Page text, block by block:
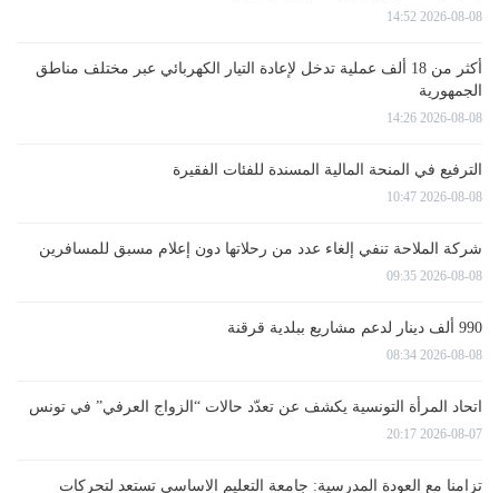
2026-08-08 14:52
أكثر من 18 ألف عملية تدخل لإعادة التيار الكهربائي عبر مختلف مناطق
الجمهورية
2026-08-08 14:26
الترفيع في المنحة المالية المسندة للفئات الفقيرة
2026-08-08 10:47
شركة الملاحة تنفي إلغاء عدد من رحلاتها دون إعلام مسبق للمسافرين
2026-08-08 09:35
990 ألف دينار لدعم مشاريع ببلدية قرقنة
2026-08-08 08:34
اتحاد المرأة التونسية يكشف عن تعدّد حالات “الزواج العرفي” في تونس
2026-08-07 20:17
تزامنا مع العودة المدرسية: جامعة التعليم الاساسي تستعد لتحركات